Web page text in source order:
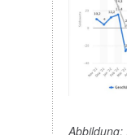
Abbildung: